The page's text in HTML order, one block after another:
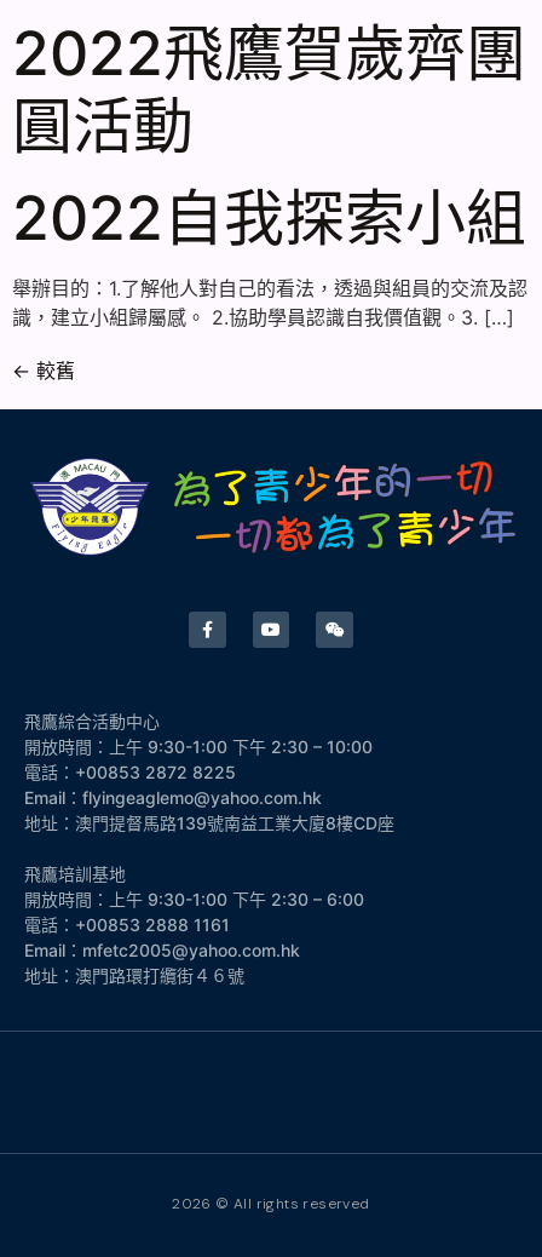
2022飛鷹賀歲齊團
圓活動
2022自我探索小組
舉辦目的：1.了解他人對自己的看法，透過與組員的交流及認
識，建立小組歸屬感。 2.協助學員認識自我價值觀。3. […]
← 較舊
飛鷹綜合活動中心
開放時間：上午 9:30-1:00 下午 2:30 – 10:00
電話：+00853 2872 8225
Email：flyingeaglemo@yahoo.com.hk
地址：澳門提督馬路139號南益工業大廈8樓CD座
飛鷹培訓基地
開放時間：上午 9:30-1:00 下午 2:30 – 6:00
電話：+00853 2888 1161
Email：mfetc2005@yahoo.com.hk
地址：澳門路環打纜街４６號
2026 © All rights reserved